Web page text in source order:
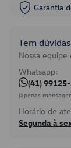
Garantia
Tem
Nossa equipe
Whatsapp:
(41)
(apenas
Horário de
Segunda à